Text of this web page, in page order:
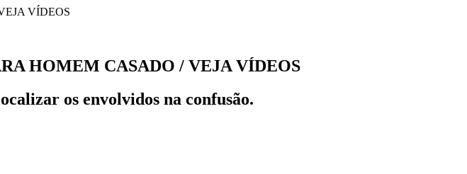
HOMEM CASADO / VEJA VÍDEOS
os envolvidos na confusão.